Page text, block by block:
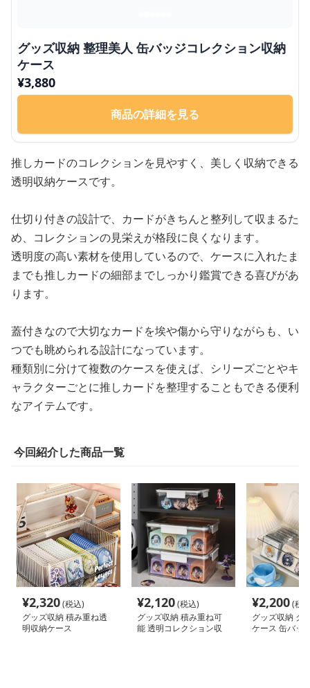
グッズ収納 整理美人 缶バッジコレクション収納
ケース
¥3,880
商品の詳細を見る
推しカードのコレクションを見やすく、美しく収納できる
透明収納ケースです。
仕切り付きの設計で、カードがきちんと整列して収まるた
め、コレクションの見栄えが格段に良くなります。
透明度の高い素材を使用しているので、ケースに入れたま
までも推しカードの細部までしっかり鑑賞できる喜びがあ
ります。
蓋付きなので大切なカードを埃や傷から守りながらも、い
つでも眺められる設計になっています。
種類別に分けて複数のケースを使えば、シリーズごとやキ
ャラクターごとに推しカードを整理することもできる便利
なアイテムです。
今回紹介した商品一覧
¥2,320(税込)
グッズ収納 積み重ね透
明収納ケース
¥2,120(税込)
グッズ収納 積み重ね可
能 透明コレクション収
¥2,200(税
グッズ収納 ク
ケース 缶バッ